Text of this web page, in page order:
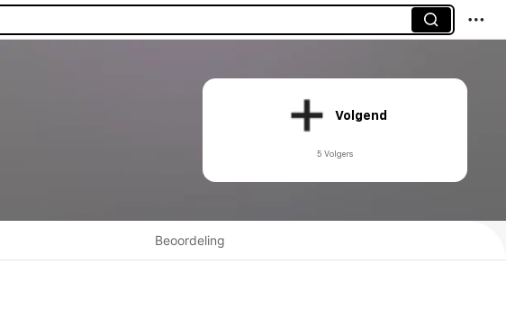
Volgend
5 Volgers
Beoordeling